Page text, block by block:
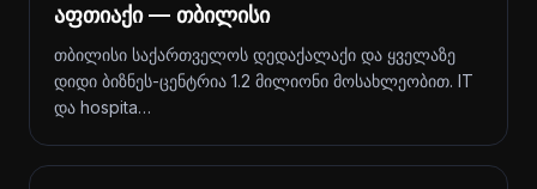
აფთიაქი — თბილისი
თბილისი საქართველოს დედაქალაქი და ყველაზე
დიდი ბიზნეს-ცენტრია 1.2 მილიონი მოსახლეობით. IT
და hospita…